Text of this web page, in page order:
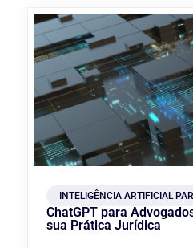
INTELIGÊNCIA ARTIFICIAL
ChatGPT para
sua Prática Jurídica